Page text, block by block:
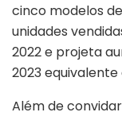
cinco modelos
unidades
2022 e projeta
2023 equivalente
Além de